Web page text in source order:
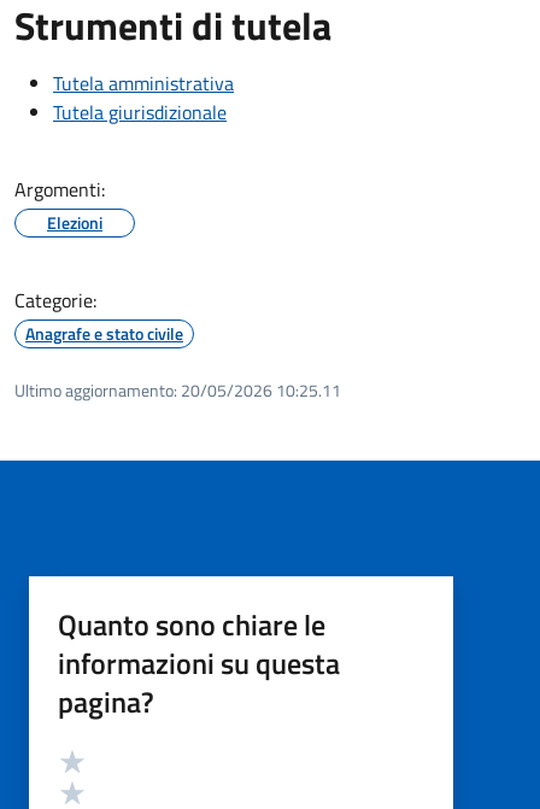
Strumenti di tutela
Tutela amministrativa
Tutela giurisdizionale
Argomenti:
Elezioni
Categorie:
Anagrafe e stato civile
Ultimo aggiornamento: 20/05/2026 10:25.11
Quanto sono chiare le
informazioni su questa
pagina?
Valutazione